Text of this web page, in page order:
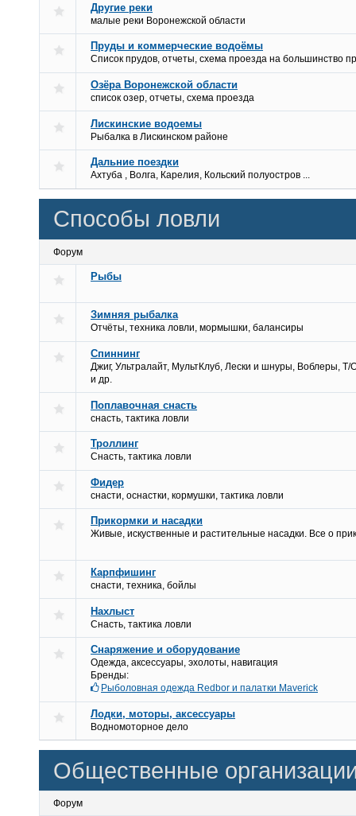
Другие реки
малые реки Воронежской области
Пруды и коммерческие водоёмы
Список прудов, отчеты, схема проезда на большинство
Озёра Воронежской области
список озер, отчеты, схема проезда
Лискинские водоемы
Рыбалка в Лискинском районе
Дальние поездки
Ахтуба , Волга, Карелия, Кольский полуостров ...
Способы ловли
Форум
Рыбы
Зимняя рыбалка
Отчёты, техника ловли, мормышки, балансиры
Спиннинг
Джиг, Ультралайт, МультКлуб, Лески и шнуры, Воблеры, Т/
и др.
Поплавочная снасть
снасть, тактика ловли
Троллинг
Снасть, тактика ловли
Фидер
снасти, оснастки, кормушки, тактика ловли
Прикормки и насадки
Живые, искуственные и растительные насадки. Все о
Карпфишинг
снасти, техника, бойлы
Нахлыст
Снасть, тактика ловли
Снаряжение и оборудование
Одежда, аксессуары, эхолоты, навигация
Бренды:
Рыболовная одежда Redbor и палатки Maverick
Лодки, моторы, аксессуары
Водномоторное дело
Общественные
Форум